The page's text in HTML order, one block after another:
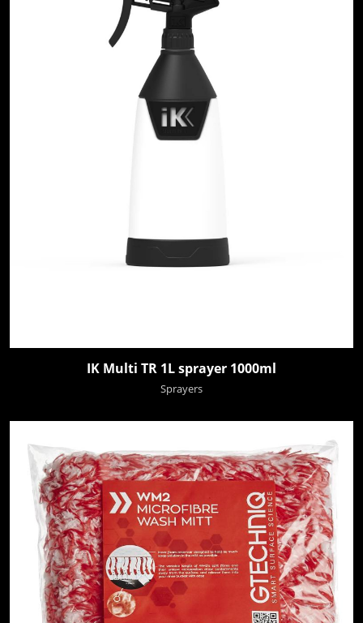
IK Multi TR 1L sprayer 1000ml
Sprayers